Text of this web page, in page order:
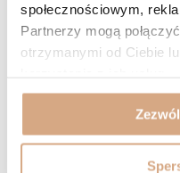
społecznościowym,
Partnerzy mogą
otrzymanymi od Ciebie
Odcień: czarny
Śliczna torebka, piękna w
dobry jakościowo produkt
Czy opinia była pomocna?